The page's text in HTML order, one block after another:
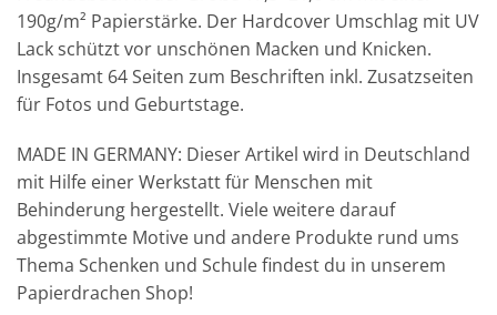
190g/m² Papierstärke. Der Hardcover Umschlag mit UV
Lack schützt vor unschönen Macken und Knicken.
Insgesamt 64 Seiten zum Beschriften inkl. Zusatzseiten
für Fotos und Geburtstage.
MADE IN GERMANY: Dieser Artikel wird in Deutschland
mit Hilfe einer Werkstatt für Menschen mit
Behinderung hergestellt. Viele weitere darauf
abgestimmte Motive und andere Produkte rund ums
Thema Schenken und Schule findest du in unserem
Papierdrachen Shop!